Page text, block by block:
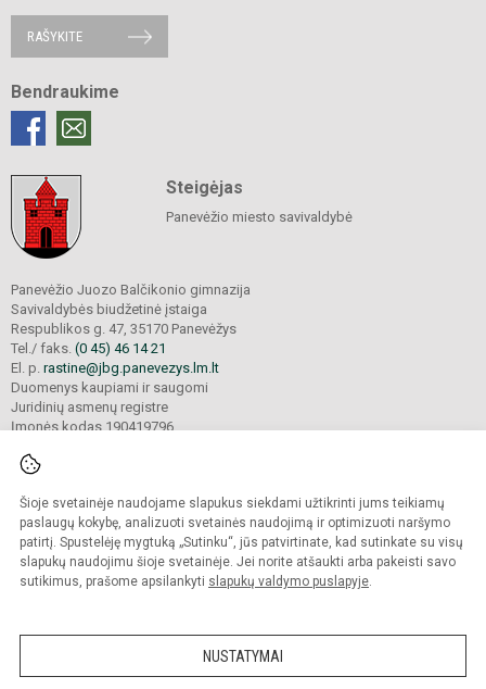
Šioje svetainėje naudojame slapukus siekdami užtikrinti jums teikiamų
paslaugų kokybę, analizuoti svetainės naudojimą ir optimizuoti naršymo
patirtį. Spustelėję mygtuką „Sutinku“, jūs patvirtinate, kad sutinkate su visų
slapukų naudojimu šioje svetainėje. Jei norite atšaukti arba pakeisti savo
sutikimus, prašome apsilankyti slapukų valdymo puslapyje.
NUSTATYMAI
RAŠYKITE
Bendraukime
Steigėjas
Panevėžio miesto savivaldybė
Panevėžio Juozo Balčikonio gimnazija
Savivaldybės biudžetinė įstaiga
Respublikos g. 47, 35170 Panevėžys
Tel./ faks. (0 45) 46 14 21
El. p. rastine@jbg.panevezys.lm.lt
Duomenys kaupiami ir saugomi
Juridinių asmenų registre
Įmonės kodas 190419796
© 2026. Panevėžio Juozo Balčikonio gimnazija. Visos teisės saugomos.
Kopijuoti turinį be raštiško gimnazijos sutikimo griežtai draudžiama.
Prieinamumo paraiška Slapukų politika
Sumanus būdas atnaujinti